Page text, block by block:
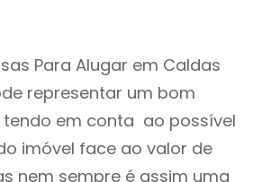
Para Alugar em Caldas
representar um bom
em conta ao possível
imóvel face ao valor de
nem sempre é assim uma